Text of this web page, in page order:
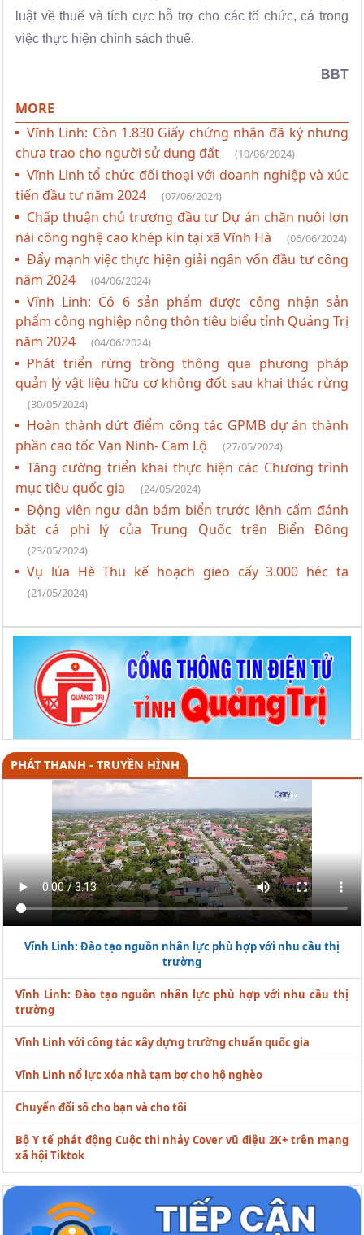
luật về thuế và tích cực hỗ trợ cho các tổ chức, cá trong
việc thực hiện chính sách thuế.
BBT
MORE
Vĩnh Linh: Còn 1.830 Giấy chứng nhận đã ký nhưng
chưa trao cho người sử dụng đất
(10/06/2024)
Vĩnh Linh tổ chức đối thoại với doanh nghiệp và xúc
tiến đầu tư năm 2024
(07/06/2024)
Chấp thuận chủ trương đầu tư Dự án chăn nuôi lợn
nái công nghệ cao khép kín tại xã Vĩnh Hà
(06/06/2024)
Đẩy mạnh việc thực hiện giải ngân vốn đầu tư công
năm 2024
(04/06/2024)
Vĩnh Linh: Có 6 sản phẩm được công nhận sản
phẩm công nghiệp nông thôn tiêu biểu tỉnh Quảng Trị
năm 2024
(04/06/2024)
Phát triển rừng trồng thông qua phương pháp
quản lý vật liệu hữu cơ không đốt sau khai thác rừng
(30/05/2024)
Hoàn thành dứt điểm công tác GPMB dự án thành
phần cao tốc Vạn Ninh- Cam Lộ
(27/05/2024)
Tăng cường triển khai thực hiện các Chương trình
mục tiêu quốc gia
(24/05/2024)
Động viên ngư dân bám biển trước lệnh cấm đánh
bắt cá phi lý của Trung Quốc trên Biển Đông
(23/05/2024)
Vụ lúa Hè Thu kế hoạch gieo cấy 3.000 héc ta
(21/05/2024)
PHÁT THANH - TRUYỀN HÌNH
Vĩnh Linh: Đào tạo nguồn nhân lực phù hợp với nhu cầu thị
trường
Vĩnh Linh: Đào tạo nguồn nhân lực phù hợp với nhu cầu thị
trường
Vĩnh Linh với công tác xây dựng trường chuẩn quốc gia
Vĩnh Linh nổ lực xóa nhà tạm bợ cho hộ nghèo
Chuyển đổi số cho bạn và cho tôi
Bộ Y tế phát động Cuộc thi nhảy Cover vũ điệu 2K+ trên mạng
xã hội Tiktok